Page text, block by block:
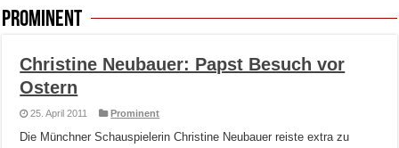
Prominent
Christine Neubauer: Papst Besuch vor
Ostern
25. April 2011 Prominent
Die Münchner Schauspielerin Christine Neubauer reiste extra zu